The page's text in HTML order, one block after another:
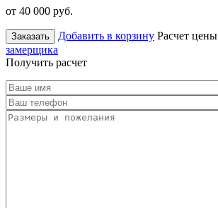
от 40 000 руб.
Заказать Добавить в корзину Расчет цены
замерщика
Получить расчет